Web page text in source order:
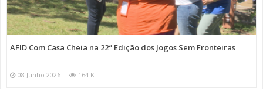
AFID Com Casa Cheia na 22ª Edição dos Jogos Sem Fronteiras
08 Junho 2026 164 K